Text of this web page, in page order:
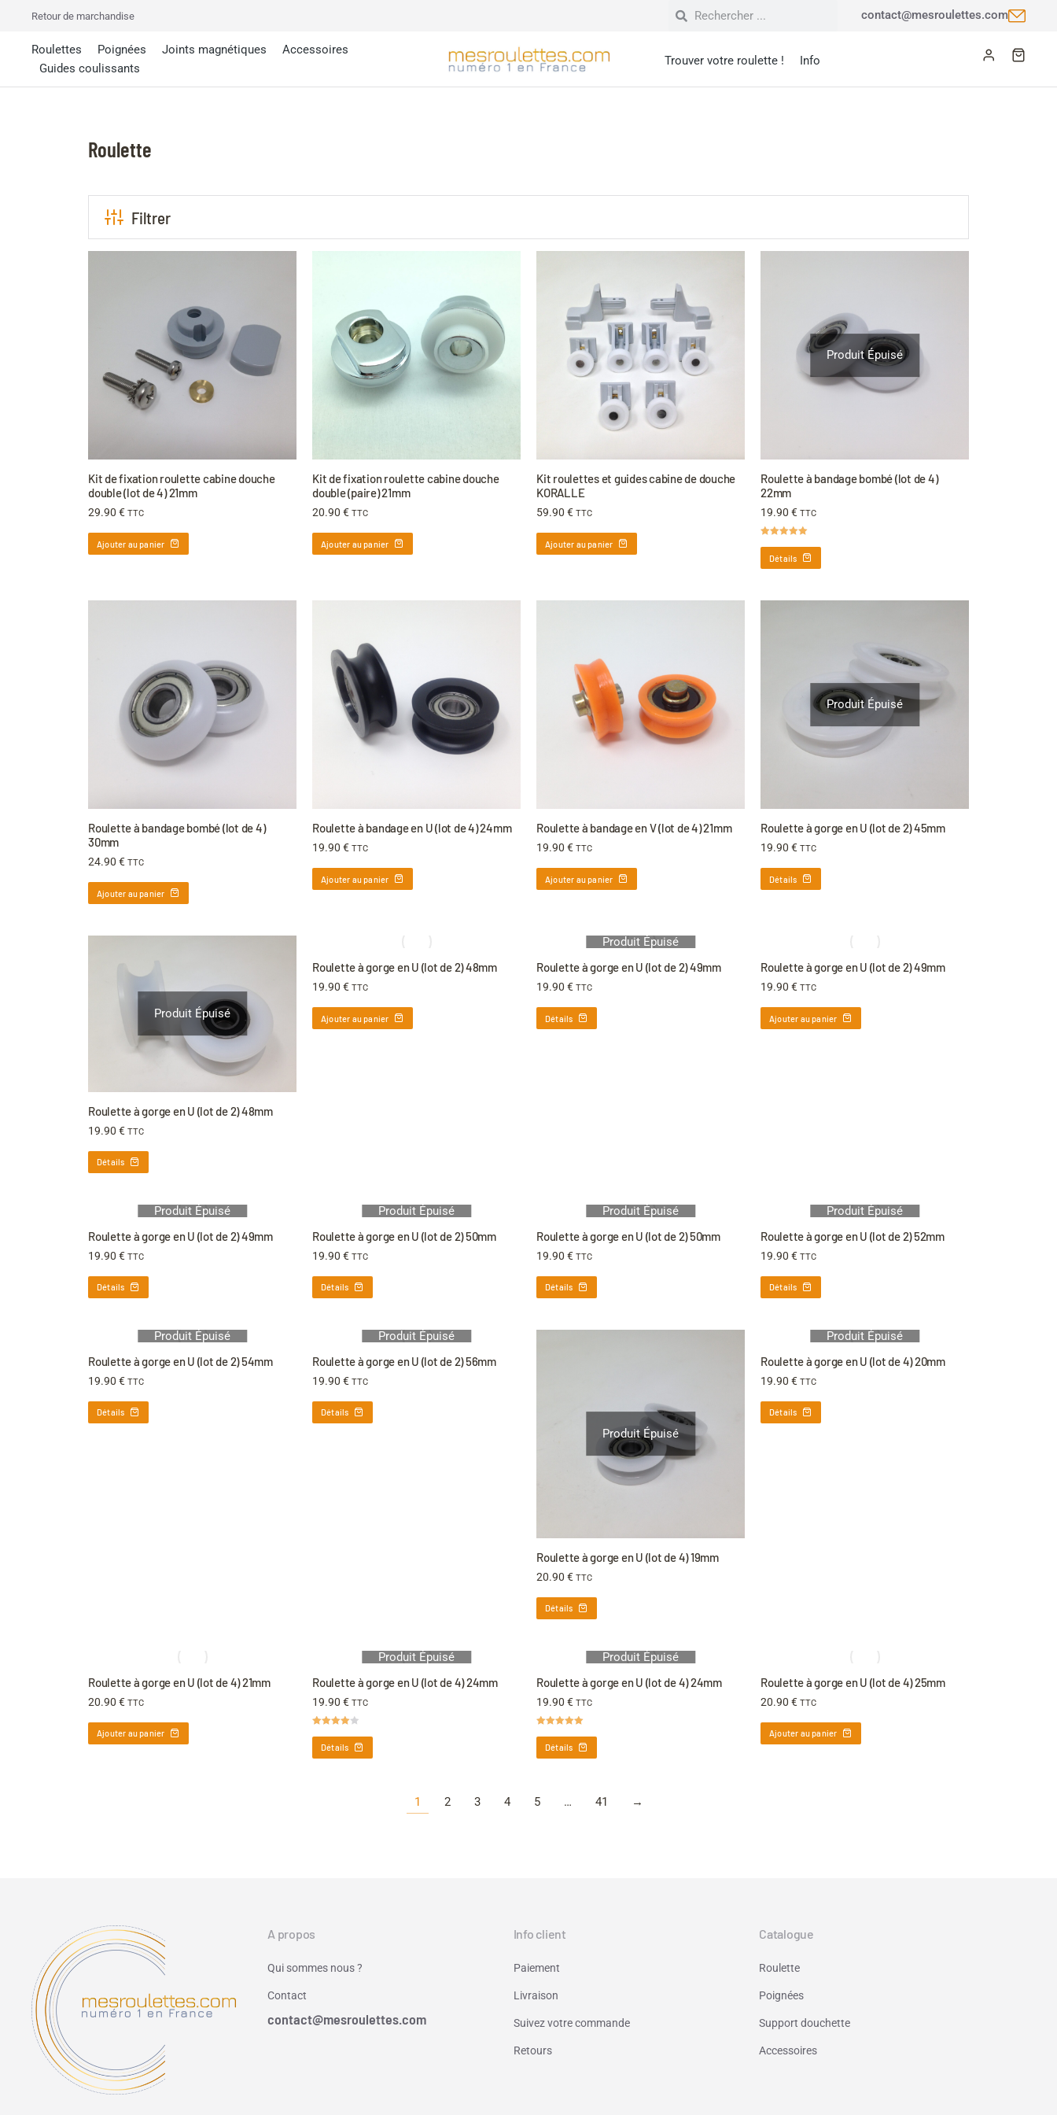
Retour de marchandise contact@mesroulettes.com
Roulettes Poignées Joints magnétiques
Accessoires
Guides coulissants
Trouver votre roulette ! Info
Roulette
Filtrer
Kit de fixation roulette cabine douche
double (lot de 4) 21mm
29.90 € TTC
Ajouter au panier
Kit de fixation roulette cabine douche
double (paire) 21mm
20.90 € TTC
Ajouter au panier
Kit roulettes et guides cabine de douche
KORALLE
59.90 € TTC
Ajouter au panier
Produit Épuisé
Roulette à bandage bombé (lot de 4)
22mm
19.90 € TTC
Détails
Roulette à bandage bombé (lot de 4)
30mm
24.90 € TTC
Ajouter au panier
Roulette à bandage en U (lot de 4) 24mm
19.90 € TTC
Ajouter au panier
Roulette à bandage en V (lot de 4) 21mm
19.90 € TTC
Ajouter au panier
Produit Épuisé
Roulette à gorge en U (lot de 2) 45mm
19.90 € TTC
Détails
Produit Épuisé
Roulette à gorge en U (lot de 2) 48mm
19.90 € TTC
Détails
Roulette à gorge en U (lot de 2) 48mm
19.90 € TTC
Ajouter au panier
Produit Épuisé
Roulette à gorge en U (lot de 2) 49mm
19.90 € TTC
Détails
Roulette à gorge en U (lot de 2) 49mm
19.90 € TTC
Ajouter au panier
Produit Épuisé
Roulette à gorge en U (lot de 2) 49mm
19.90 € TTC
Détails
Produit Épuisé
Roulette à gorge en U (lot de 2) 50mm
19.90 € TTC
Détails
Produit Épuisé
Roulette à gorge en U (lot de 2) 50mm
19.90 € TTC
Détails
Produit Épuisé
Roulette à gorge en U (lot de 2) 52mm
19.90 € TTC
Détails
Produit Épuisé
Roulette à gorge en U (lot de 2) 54mm
19.90 € TTC
Détails
Produit Épuisé
Roulette à gorge en U (lot de 2) 56mm
19.90 € TTC
Détails
Produit Épuisé
Roulette à gorge en U (lot de 4) 19mm
20.90 € TTC
Détails
Produit Épuisé
Roulette à gorge en U (lot de 4) 20mm
19.90 € TTC
Détails
Roulette à gorge en U (lot de 4) 21mm
20.90 € TTC
Ajouter au panier
Produit Épuisé
Roulette à gorge en U (lot de 4) 24mm
19.90 € TTC
Détails
Produit Épuisé
Roulette à gorge en U (lot de 4) 24mm
19.90 € TTC
Détails
Roulette à gorge en U (lot de 4) 25mm
20.90 € TTC
Ajouter au panier
1 2 3 4 5 … 41 →
A propos
Qui sommes nous ?
Contact
contact@mesroulettes.com
Info client
Paiement
Livraison
Suivez votre commande
Retours
Catalogue
Roulette
Poignées
Support douchette
Accessoires